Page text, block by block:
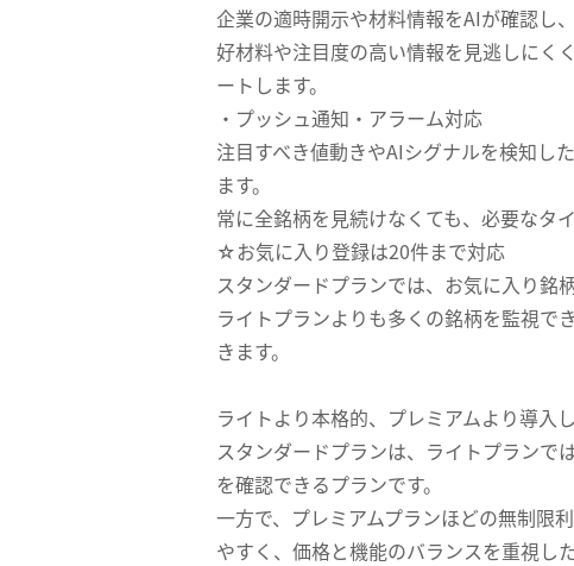
企業の適時開示や材料情報をAIが確認し
好材料や注目度の高い情報を見逃しにく
ートします。
・プッシュ通知・アラーム対応
注目すべき値動きやAIシグナルを検知し
ます。
常に全銘柄を見続けなくても、必要なタ
☆お気に入り登録は20件まで対応
スタンダードプランでは、お気に入り銘
ライトプランよりも多くの銘柄を監視で
きます。
ライトより本格的、プレミアムより導入
スタンダードプランは、ライトプランで
を確認できるプランです。
一方で、プレミアムプランほどの無制限
やすく、価格と機能のバランスを重視し